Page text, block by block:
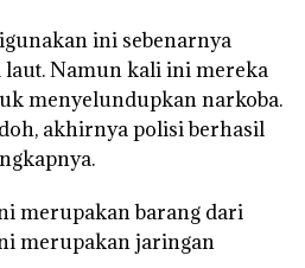
ini sebenarnya
Namun kali ini mereka
menyelundupkan narkoba.
akhirnya polisi berhasil
merupakan barang dari
merupakan jaringan